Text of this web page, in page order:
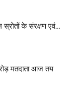
स्रोतों के संरक्षण एवं…
मतदाता आज तय